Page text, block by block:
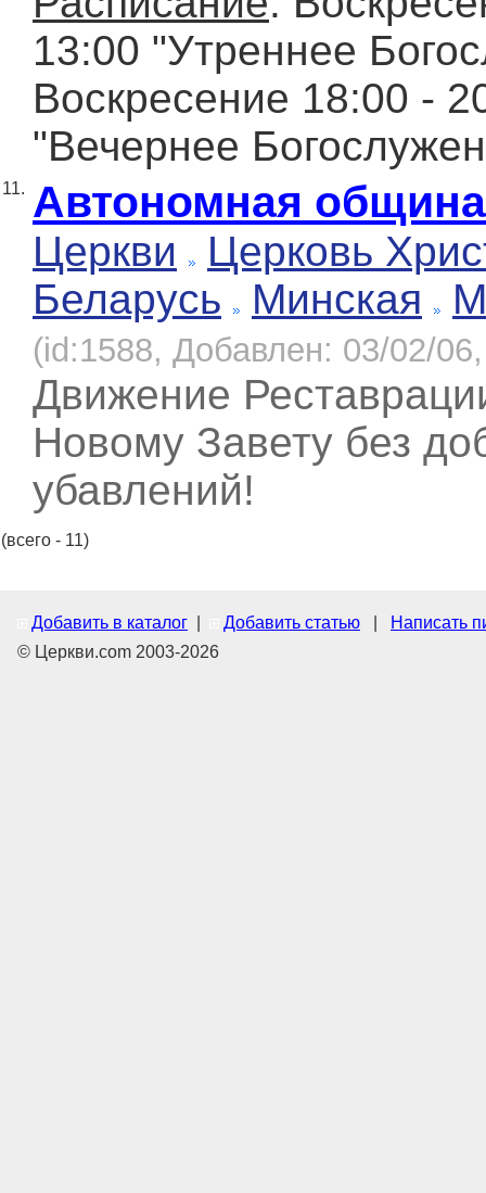
13:00 "Утреннее
Воскресение 18:00 -
"Вечернее
11. Автономная община
Церкви
Церковь
Беларусь
Минская
(id:1588, Добавлен: 03/02/
Движение
Новому Завету без
убавлений!
(всего - 11)
Добавить в каталог Добавить статью
Написать
© Церкви.com 2003-2026